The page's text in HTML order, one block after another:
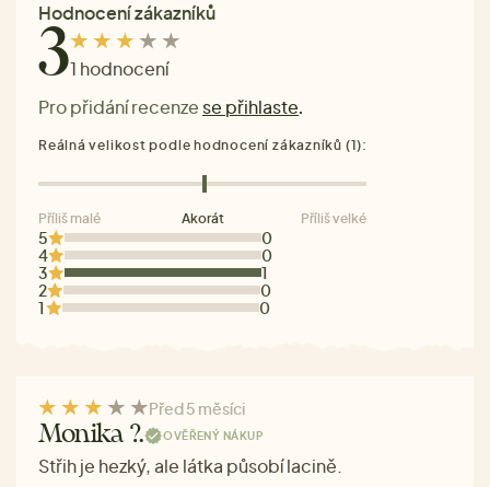
Hodnocení zákazníků
31 hodnocení
Pro přidání recenze se přihlaste.
5
0
4
0
3
1
2
0
1
0
Reálná velikost podle hodnocení zákazníků (1):
Příliš malé Akorát Příliš velké
Před 5 měsíci
Monika ?. OVĚŘENÝ NÁKUP
Střih je hezký, ale látka působí lacině.